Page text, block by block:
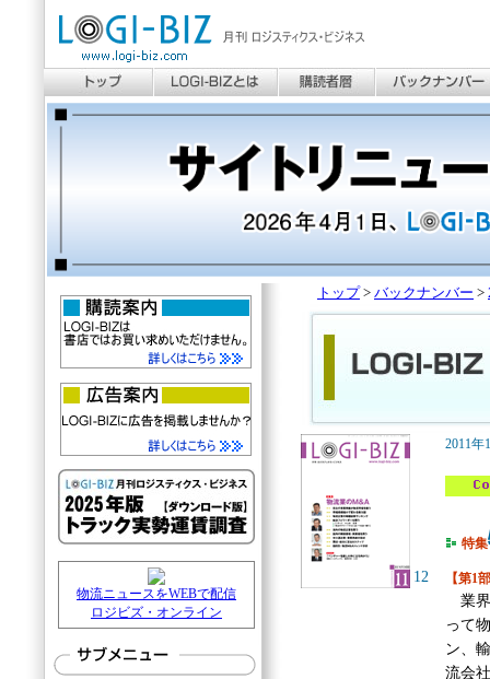
トップ > バックナンバー >
2011年
特集
12 【第1
業界
って
ン、
流会
物流ニュースをWEBで配信
ロジビズ・オンライン